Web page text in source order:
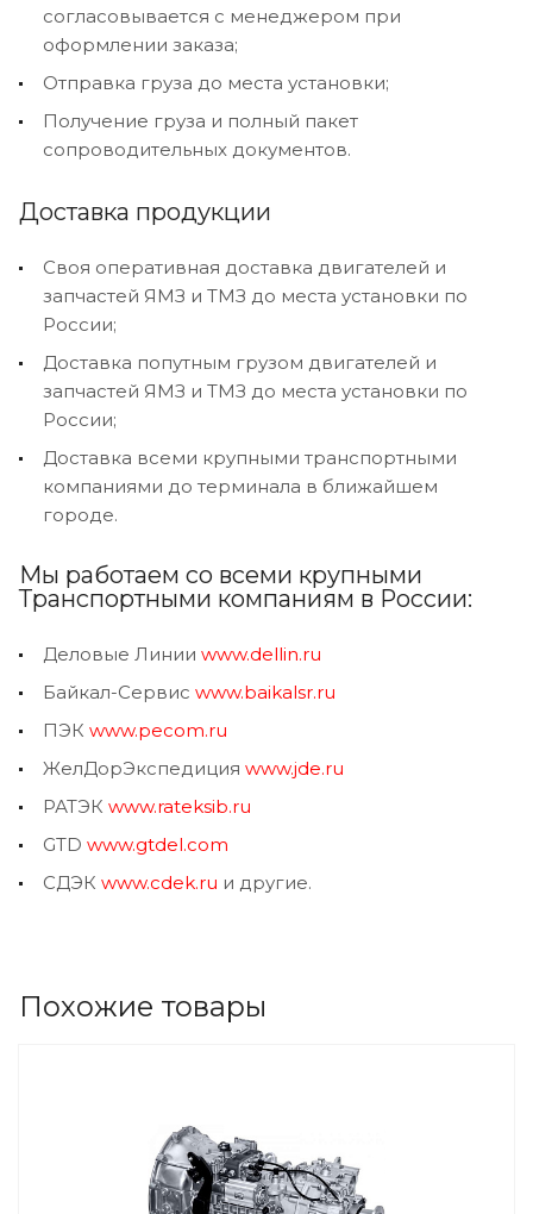
согласовывается с менеджером при
оформлении заказа;
Отправка груза до места установки;
Получение груза и полный пакет
сопроводительных документов.
Доставка продукции
Своя оперативная доставка двигателей и
запчастей ЯМЗ и ТМЗ до места установки по
России;
Доставка попутным грузом двигателей и
запчастей ЯМЗ и ТМЗ до места установки по
России;
Доставка всеми крупными транспортными
компаниями до терминала в ближайшем
городе.
Мы работаем со всеми крупными
Транспортными компаниям в России:
Деловые Линии www.dellin.ru
Байкал-Сервис www.baikalsr.ru
ПЭК www.pecom.ru
ЖелДорЭкспедиция www.jde.ru
РАТЭК www.rateksib.ru
GTD www.gtdel.com
СДЭК www.cdek.ru и другие.
Похожие товары